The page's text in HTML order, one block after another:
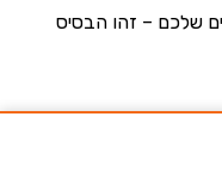
– זהו הבסיס